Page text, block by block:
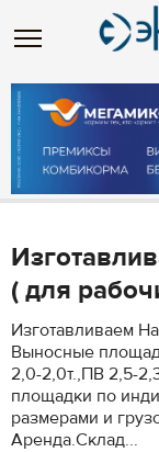
( для
Изготавливаем
Выносные
2,0-2,0т.,ПВ 2,5-
площадки по
размерами и
Аренда.Склад...